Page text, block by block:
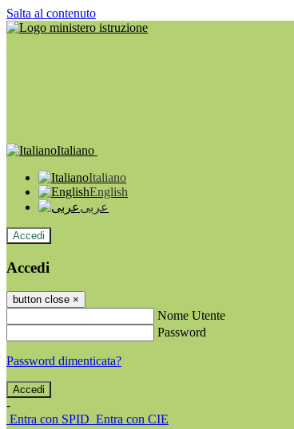
Salta al contenuto
Italiano
Italiano
English
عربى
Accedi
Accedi
button close ×
Nome Utente
Password
Password dimenticata?
-
Entra con SPID Entra con CIE